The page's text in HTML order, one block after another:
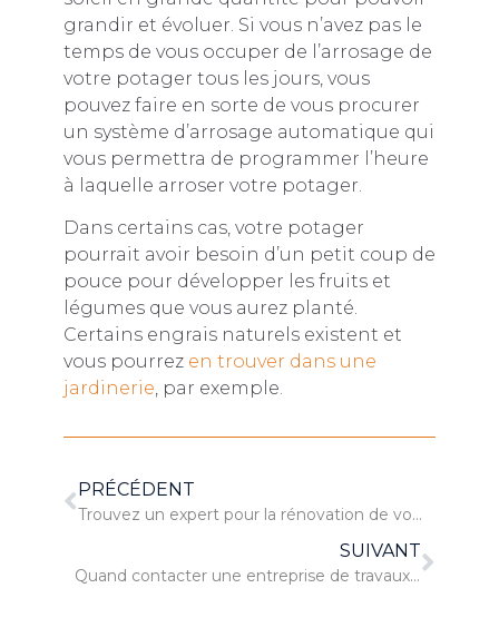
grandir et évoluer. Si vous n’avez pas le
temps de vous occuper de l’arrosage de
votre potager tous les jours, vous
pouvez faire en sorte de vous procurer
un système d’arrosage automatique qui
vous permettra de programmer l’heure
à laquelle arroser votre potager.
Dans certains cas, votre potager
pourrait avoir besoin d’un petit coup de
pouce pour développer les fruits et
légumes que vous aurez planté.
Certains engrais naturels existent et
vous pourrez en trouver dans une
jardinerie, par exemple.
PRÉCÉDENT
Trouvez un expert pour la rénovation de votre maison
SUIVANT
Quand contacter une entreprise de travaux publics ?